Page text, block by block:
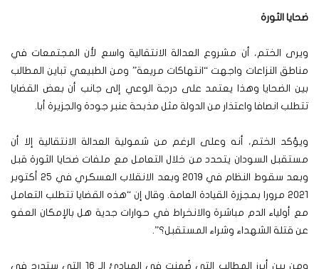
ضحايا الثورة
ويرى الختم، أن مشروع العدالة الانتقالية واسع لأن المجتمعات في
مناطق النزاعات واجهت “انتهاكات مريعة” ومن الطبيعي تباين المطالب
بين الضحايا وهذا يعتمد على درجة الوعي إلى جانب أن بعض القضايا
تتطلب انصافا واعتذار من الدولة مثل مذبحة عنبر جودة والجزيرة أبا.
ويؤكد الختم، أنه وعلى الرغم من شمولية العدالة الانتقالية إلا أن
مستقبل السودان يتحدد من خلال التعامل مع ملفات ضحايا الثورة قبل
وبعد سقوط النظام في 2019 وبعد الانقلاب العسكري في 25 أكتوبر
2021 مرورا بمجزرة القيادة العامة. وقال إن “هذه القضايا تتطلب التعامل
مع أولياء الدم مباشرة والانخراط في حوارات جدية هل بالإمكان العفو
عن قتلة الشهداء وشراء المستقبل؟”.
ومن بين أبرز المطالب التي ضُمنت في المبادئ الـ 16 التي ستدرج في